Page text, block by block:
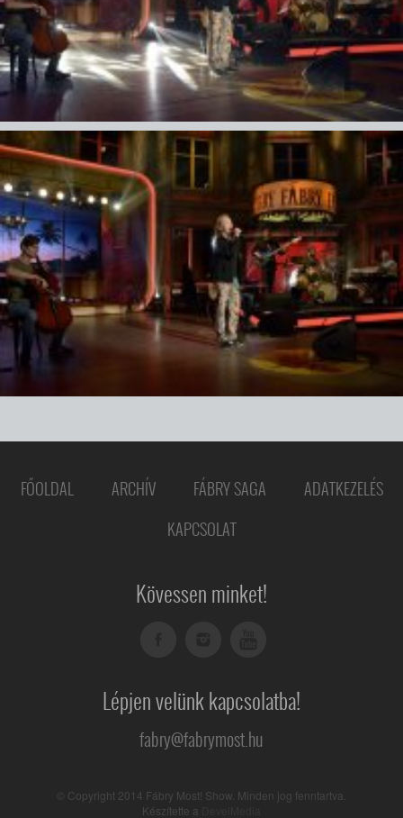
FŐOLDAL ARCHÍV FÁBRY SAGA
ADATKEZELÉS
KAPCSOLAT
Kövessen minket!
Lépjen velünk kapcsolatba!
fabry@fabrymost.hu
© Copyright 2014 Fábry Most! Show. Minden jog fenntartva.
Készítette a